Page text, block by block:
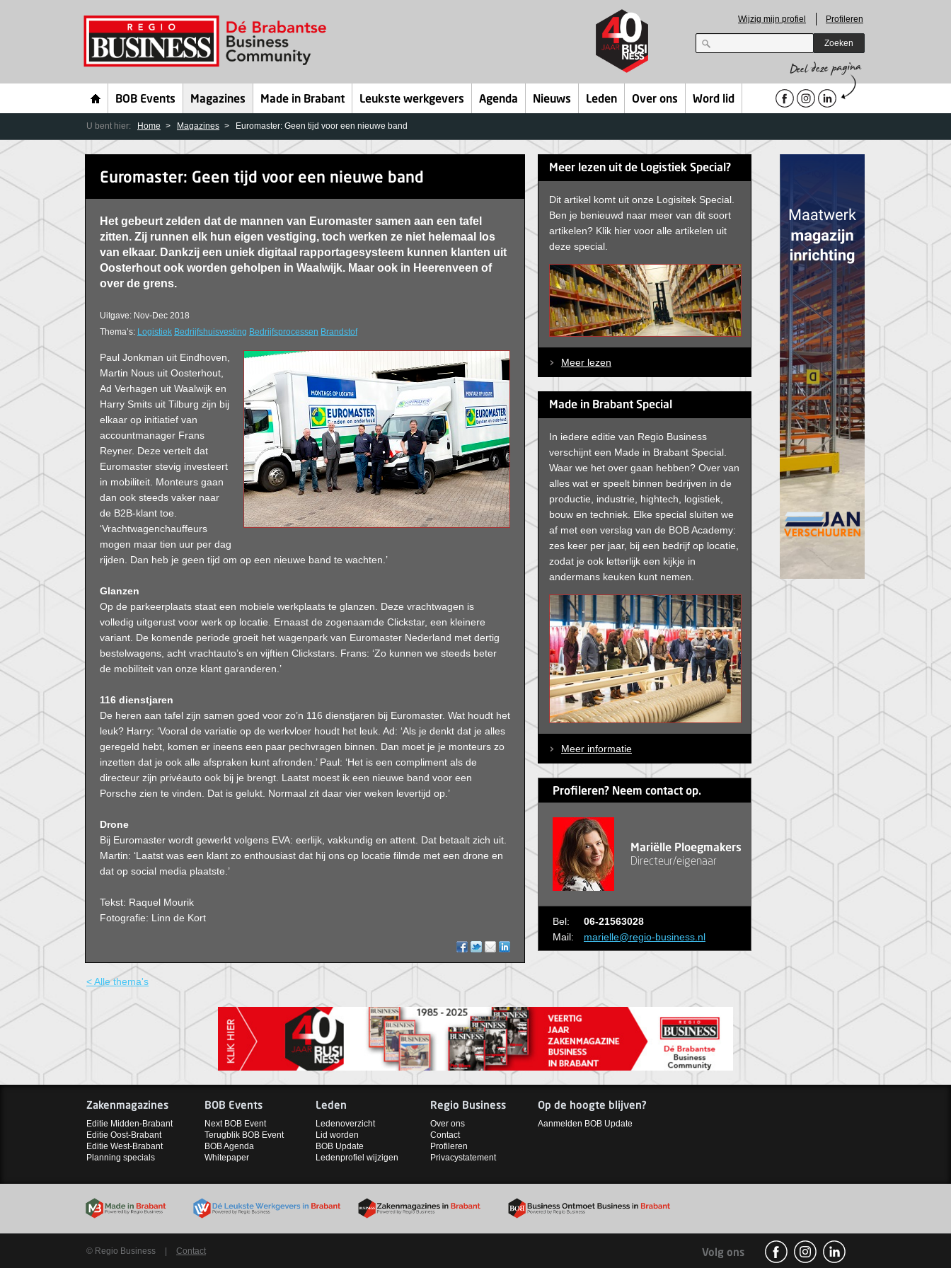
Wijzig mijn profiel Profileren
Zoeken
BOB Events Magazines Made in Brabant Leukste werkgevers Agenda Nieuws Leden Over ons Word lid
U bent hier: Home Magazines Euromaster: Geen tijd voor een nieuwe band
Euromaster: Geen tijd voor een nieuwe band
Het gebeurt zelden dat de mannen van Euromaster samen aan een tafel
zitten. Zij runnen elk hun eigen vestiging, toch werken ze niet helemaal los
van elkaar. Dankzij een uniek digitaal rapportagesysteem kunnen klanten uit
Oosterhout ook worden geholpen in Waalwijk. Maar ook in Heerenveen of
over de grens.
Uitgave: Nov-Dec 2018
Thema’s: Logistiek Bedrijfshuisvesting Bedrijfsprocessen Brandstof
Paul Jonkman uit Eindhoven,
Martin Nous uit Oosterhout,
Ad Verhagen uit Waalwijk en
Harry Smits uit Tilburg zijn bij
elkaar op initiatief van
accountmanager Frans
Reyner. Deze vertelt dat
Euromaster stevig investeert
in mobiliteit. Monteurs gaan
dan ook steeds vaker naar
de B2B-klant toe.
‘Vrachtwagenchauffeurs
mogen maar tien uur per dag
rijden. Dan heb je geen tijd om op een nieuwe band te wachten.’
Glanzen
Op de parkeerplaats staat een mobiele werkplaats te glanzen. Deze vrachtwagen is
volledig uitgerust voor werk op locatie. Ernaast de zogenaamde Clickstar, een kleinere
variant. De komende periode groeit het wagenpark van Euromaster Nederland met dertig
bestelwagens, acht vrachtauto’s en vijftien Clickstars. Frans: ‘Zo kunnen we steeds beter
de mobiliteit van onze klant garanderen.’
116 dienstjaren
De heren aan tafel zijn samen goed voor zo’n 116 dienstjaren bij Euromaster. Wat houdt het
leuk? Harry: ‘Vooral de variatie op de werkvloer houdt het leuk. Ad: ‘Als je denkt dat je alles
geregeld hebt, komen er ineens een paar pechvragen binnen. Dan moet je je monteurs zo
inzetten dat je ook alle afspraken kunt afronden.’ Paul: ‘Het is een compliment als de
directeur zijn privéauto ook bij je brengt. Laatst moest ik een nieuwe band voor een
Porsche zien te vinden. Dat is gelukt. Normaal zit daar vier weken levertijd op.’
Drone
Bij Euromaster wordt gewerkt volgens EVA: eerlijk, vakkundig en attent. Dat betaalt zich uit.
Martin: ‘Laatst was een klant zo enthousiast dat hij ons op locatie filmde met een drone en
dat op social media plaatste.’
Tekst: Raquel Mourik
Fotografie: Linn de Kort
< Alle thema's
Meer lezen uit de Logistiek Special?
Dit artikel komt uit onze Logisitek Special.
Ben je benieuwd naar meer van dit soort
artikelen? Klik hier voor alle artikelen uit
deze special.
Meer lezen
Made in Brabant Special
In iedere editie van Regio Business
verschijnt een Made in Brabant Special.
Waar we het over gaan hebben? Over van
alles wat er speelt binnen bedrijven in de
productie, industrie, hightech, logistiek,
bouw en techniek. Elke special sluiten we
af met een verslag van de BOB Academy:
zes keer per jaar, bij een bedrijf op locatie,
zodat je ook letterlijk een kijkje in
andermans keuken kunt nemen.
Meer informatie
Profileren? Neem contact op.
Mariëlle Ploegmakers
Directeur/eigenaar
Bel:
06-21563028
Mail:
marielle@regio-business.nl
Zakenmagazines
Editie Midden-Brabant
Editie Oost-Brabant
Editie West-Brabant
Planning specials
BOB Events
Next BOB Event
Terugblik BOB Event
BOB Agenda
Whitepaper
Leden
Ledenoverzicht
Lid worden
BOB Update
Ledenprofiel wijzigen
Regio Business
Over ons
Contact
Profileren
Privacystatement
Op de hoogte blijven?
Aanmelden BOB Update
© Regio Business Contact Volg ons